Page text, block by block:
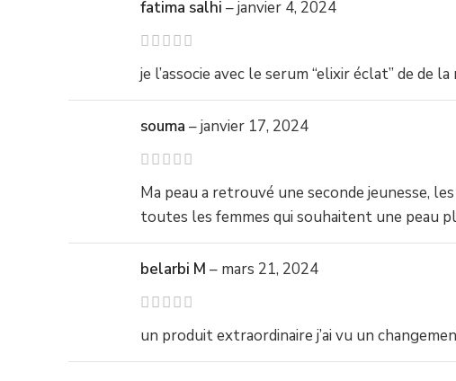
fatima salhi –janvier 4, 2024
je l’associe avec le serum “elixir éclat” de
souma –janvier 17, 2024
Ma peau a retrouvé une seconde jeunesse,
toutes les femmes qui souhaitent une peau
belarbi M – mars 21, 2024
un produit extraordinaire j’ai vu un